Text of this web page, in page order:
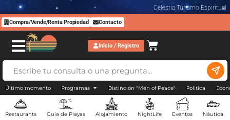
Celestia Turismo Espiritual
Compra/Vende/Renta Propiedad Contacto
Inicio / Registro
Último momento Programas Distincion "Men of Peace" Politica
Restaurants Guía de Playas Alojamiento NightLife Eventos Náutica